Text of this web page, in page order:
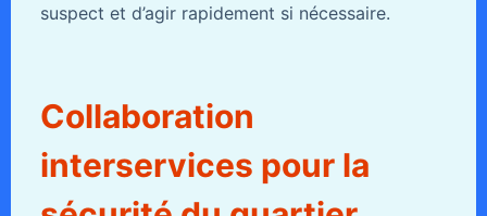
suspect et d’agir rapidement si nécessaire.
Collaboration
interservices pour la